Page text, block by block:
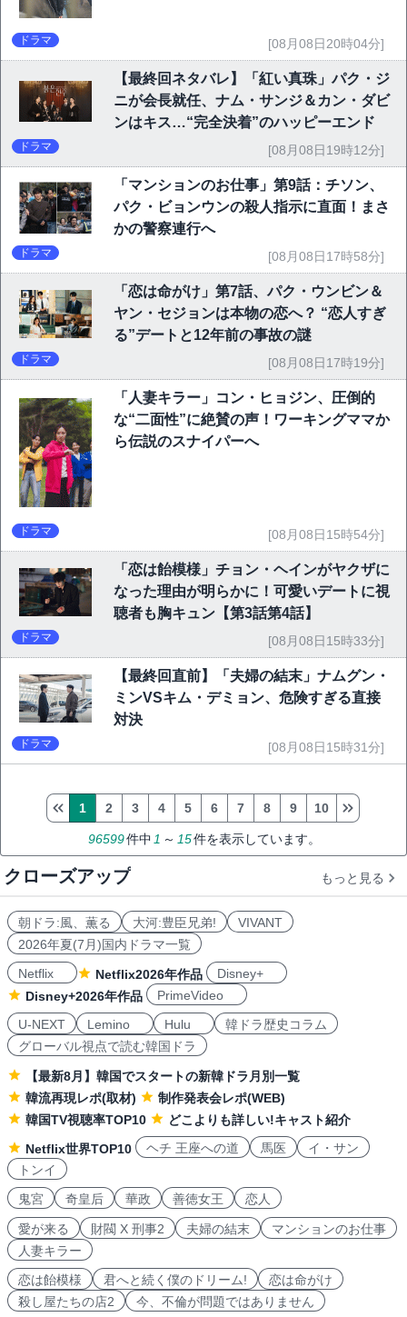
ドラマ [08月08日20時04分]
【最終回ネタバレ】「紅い真珠」パク・ジ
ニが会長就任、ナム・サンジ＆カン・ダビ
ンはキス…“完全決着”のハッピーエンド
ドラマ [08月08日19時12分]
「マンションのお仕事」第9話：チソン、
パク・ビョンウンの殺人指示に直面！まさ
かの警察連行へ
ドラマ [08月08日17時58分]
「恋は命がけ」第7話、パク・ウンビン＆
ヤン・セジョンは本物の恋へ？ “恋人すぎ
る”デートと12年前の事故の謎
ドラマ [08月08日17時19分]
「人妻キラー」コン・ヒョジン、圧倒的
な“二面性”に絶賛の声！ワーキングママか
ら伝説のスナイパーへ
ドラマ [08月08日15時54分]
「恋は飴模様」チョン・ヘインがヤクザに
なった理由が明らかに！可愛いデートに視
聴者も胸キュン【第3話第4話】
ドラマ [08月08日15時33分]
【最終回直前】「夫婦の結末」ナムグン・
ミンVSキム・デミョン、危険すぎる直接
対決
ドラマ [08月08日15時31分]
96599件中 1 ～ 15件を表示しています。
1 2 3 4 5 6 7 8 9 10
クローズアップ もっと見る
朝ドラ:風、薫る 大河:豊臣兄弟!
VIVANT
2026年夏(7月)国内ドラマ一覧
Netflix
Netflix2026年作品
Disney+
Disney+2026年作品
PrimeVideo
U-NEXT
Lemino Hulu
韓ドラ歴史コラム
グローバル視点で読む韓国ドラ
【最新8月】韓国でスタートの新韓ドラ月別一覧
韓流再現レポ(取材)
制作発表会レポ(WEB)
韓国TV視聴率TOP10
どこよりも詳しい!キャスト紹介
Netflix世界TOP10
ヘチ 王座への道 馬医
イ・サン
トンイ
鬼宮
奇皇后 華政 善徳女王 恋人
愛が来る 財閥 X 刑事2 夫婦の結末
マンションのお仕事
人妻キラー
恋は飴模様
君へと続く僕のドリーム!
恋は命がけ
殺し屋たちの店2
今、不倫が問題ではありません